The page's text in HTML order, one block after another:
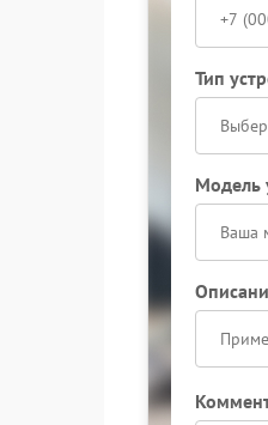
Тип
Модель